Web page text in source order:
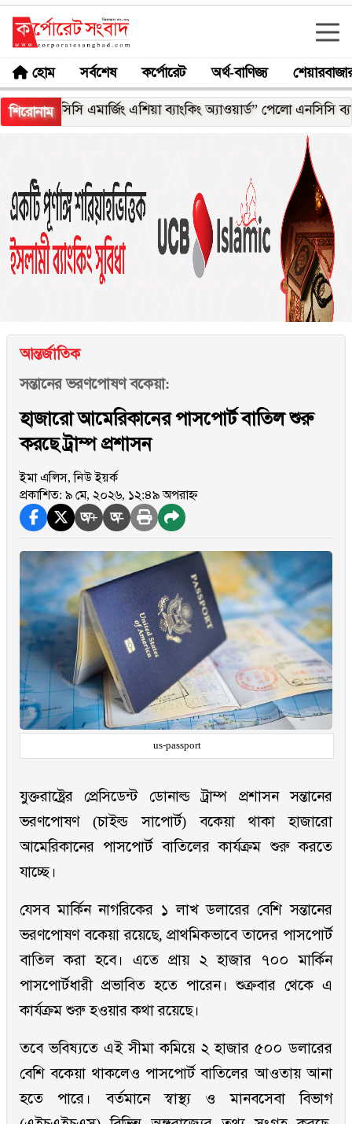
হোম সর্বশেষ কর্পোরেট অর্থ-বাণিজ্য
শিরোনামএমার্জিং এশিয়া ব্যাংকিং অ্যাওয়ার্ড” পেলো এনসিসি ব্যাংক
আন্তর্জাতিক
সন্তানের ভরণপোষণ বকেয়া:
হাজারো আমেরিকানের পাসপোর্ট বাতিল শুরু
করছে ট্রাম্প প্রশাসন
ইমা এলিস, নিউ ইয়র্ক
প্রকাশিত: ৯ মে, ২০২৬, ১২:৪৯ অপরাহ্ন
অ+ অ-
us-passport
যুক্তরাষ্ট্রের প্রেসিডেন্ট ডোনাল্ড ট্রাম্প প্রশাসন সন্তানের
ভরণপোষণ (চাইল্ড সাপোর্ট) বকেয়া থাকা হাজারো
আমেরিকানের পাসপোর্ট বাতিলের কার্যক্রম শুরু করতে
যাচ্ছে।
যেসব মার্কিন নাগরিকের ১ লাখ ডলারের বেশি সন্তানের
ভরণপোষণ বকেয়া রয়েছে, প্রাথমিকভাবে তাদের পাসপোর্ট
বাতিল করা হবে। এতে প্রায় ২ হাজার ৭০০ মার্কিন
পাসপোর্টধারী প্রভাবিত হতে পারেন। শুক্রবার থেকে এ
কার্যক্রম শুরু হওয়ার কথা রয়েছে।
তবে ভবিষ্যতে এই সীমা কমিয়ে ২ হাজার ৫০০ ডলারের
বেশি বকেয়া থাকলেও পাসপোর্ট বাতিলের আওতায় আনা
হতে পারে। বর্তমানে স্বাস্থ্য ও মানবসেবা বিভাগ